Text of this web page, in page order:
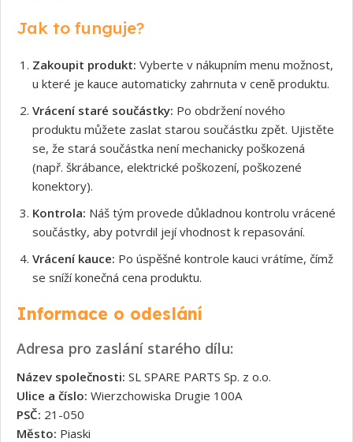
Jak to funguje?
Zakoupit produkt: Vyberte v nákupním menu možnost,
u které je kauce automaticky zahrnuta v ceně produktu.
Vrácení staré součástky: Po obdržení nového
produktu můžete zaslat starou součástku zpět. Ujistěte
se, že stará součástka není mechanicky poškozená
(např. škrábance, elektrické poškození, poškozené
konektory).
Kontrola: Náš tým provede důkladnou kontrolu vrácené
součástky, aby potvrdil její vhodnost k repasování.
Vrácení kauce: Po úspěšné kontrole kauci vrátíme, čímž
se sníží konečná cena produktu.
Informace o odeslání
Adresa pro zaslání starého dílu:
Název společnosti: SL SPARE PARTS Sp. z o.o.
Ulice a číslo: Wierzchowiska Drugie 100A
PSČ: 21-050
Město: Piaski